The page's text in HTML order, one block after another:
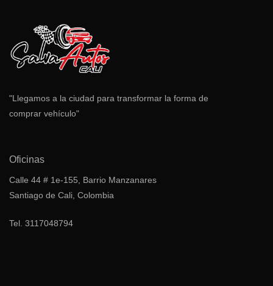
"Llegamos a la ciudad para transformar la forma de
comprar vehículo"
Oficinas
Calle 44 # 1e-155, Barrio Manzanares
Santiago de Cali, Colombia
Tel. 3117048794